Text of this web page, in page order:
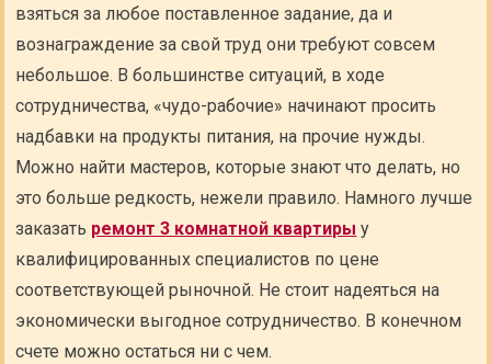
взяться за любое поставленное задание, да и
вознаграждение за свой труд они требуют совсем
небольшое. В большинстве ситуаций, в ходе
сотрудничества, «чудо-рабочие» начинают просить
надбавки на продукты питания, на прочие нужды.
Можно найти мастеров, которые знают что делать, но
это больше редкость, нежели правило. Намного лучше
заказать ремонт 3 комнатной квартиры у
квалифицированных специалистов по цене
соответствующей рыночной. Не стоит надеяться на
экономически выгодное сотрудничество. В конечном
счете можно остаться ни с чем.